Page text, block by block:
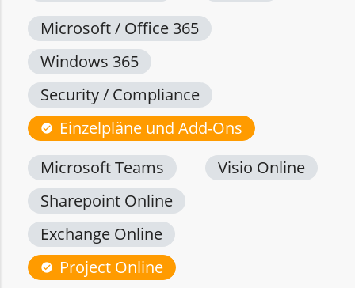
Microsoft / Office 365
Windows 365
Security / Compliance
check_circle
Einzelpläne und Add-Ons
Microsoft Teams
Visio Online
Sharepoint Online
Exchange Online
check_circle
Project Online